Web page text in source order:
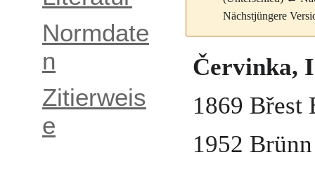
Normdate
n
Zitierweis
e
Nächstjüngere
Červinka,
1869 Břest
1952